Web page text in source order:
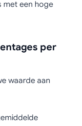
met een hoge
per
waarde aan